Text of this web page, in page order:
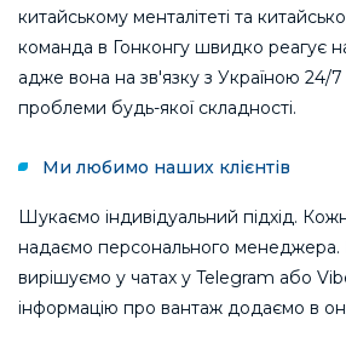
китайському менталітеті та
команда в Гонконгу швидко реагує
адже вона на зв'язку з Україною 24/7
проблеми будь-якої складності.
Ми любимо наших клієнтів
Шукаємо індивідуальний підхід.
надаємо персонального менеджера.
вирішуємо у чатах у Telegram або
інформацію про вантаж додаємо в